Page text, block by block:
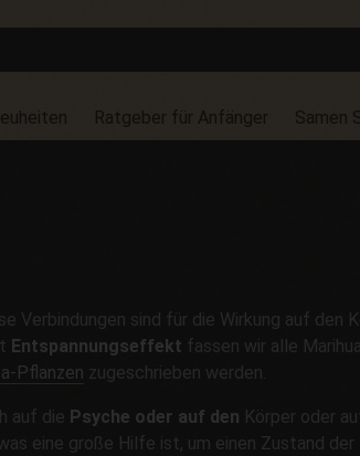
Ratgeber für Anfänger Samen
Verbindungen sind für die Wirkung auf
Entspannungseffekt fassen wir alle
Pflanzen zugeschrieben werden.
auf die Psyche oder auf den Körper oder
eine große Hilfe ist, um einen Zustand